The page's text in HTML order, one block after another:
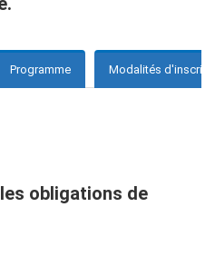
Programme Modalités
obligations de